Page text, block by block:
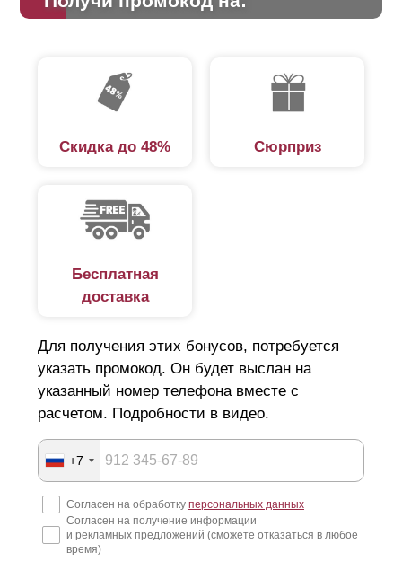
Скидка до 48% Сюрприз
Бесплатная
доставка
Для получения этих бонусов, потребуется
указать промокод. Он будет выслан на
указанный номер телефона вместе с
расчетом. Подробности в видео.
+7
Согласен на обработку персональных данных
Согласен на получение информации
и рекламных предложений (сможете отказаться в любое
время)